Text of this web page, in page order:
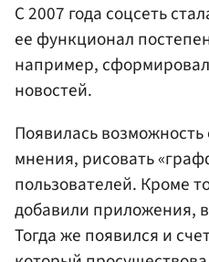
С 2007 года соцсеть
ее функционал
например,
новостей.
Появилась
мнения, рисовать
пользователей. Кроме
добавили приложения,
Тогда же появился и